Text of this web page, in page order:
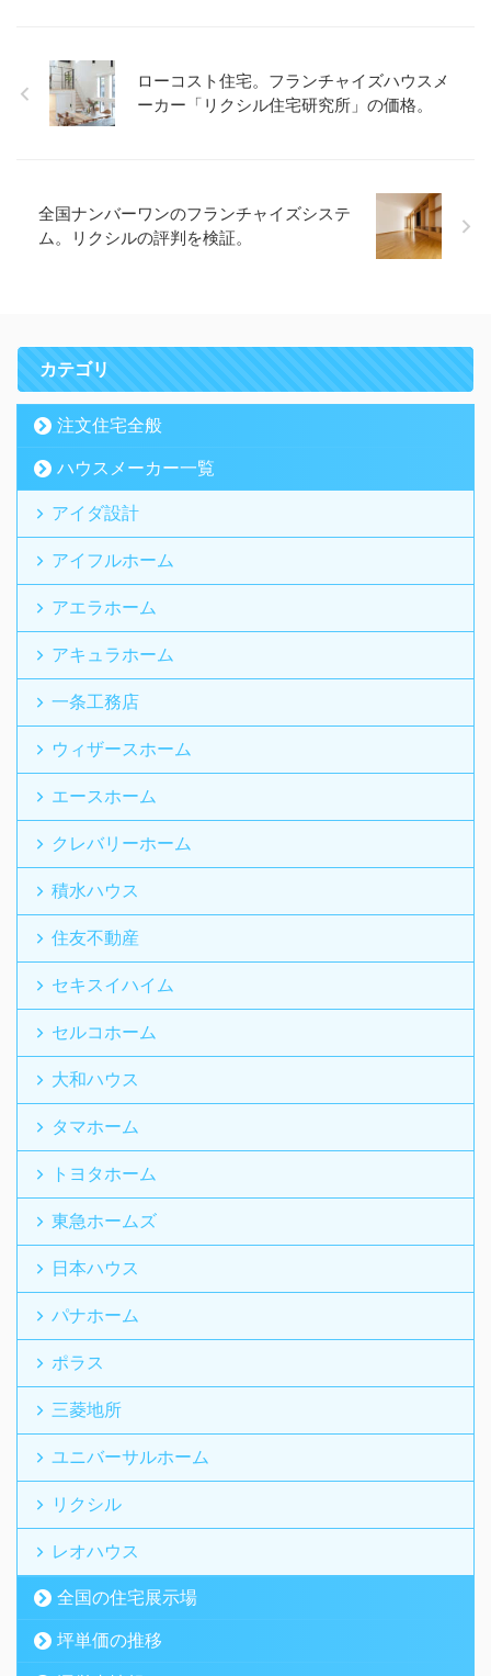
ローコスト住宅。フランチャイズハウスメ
ーカー「リクシル住宅研究所」の価格。
全国ナンバーワンのフランチャイズシステ
ム。リクシルの評判を検証。
カテゴリ
注文住宅全般
ハウスメーカー一覧
アイダ設計
アイフルホーム
アエラホーム
アキュラホーム
一条工務店
ウィザースホーム
エースホーム
クレバリーホーム
積水ハウス
住友不動産
セキスイハイム
セルコホーム
大和ハウス
タマホーム
トヨタホーム
東急ホームズ
日本ハウス
パナホーム
ポラス
三菱地所
ユニバーサルホーム
リクシル
レオハウス
全国の住宅展示場
坪単価の推移